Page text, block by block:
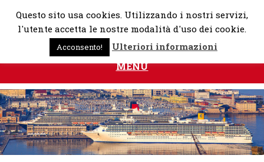
Skip
MENU
Questo sito usa cookies. Utilizzando i nostri servizi,
l'utente accetta le nostre modalità d'uso dei cookie.
Acconsento! Ulteriori informazioni